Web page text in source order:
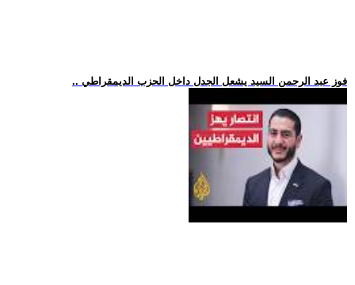
.. فوز عبد الرحمن السيد يشعل الجدل داخل الحزب الديمقراطي